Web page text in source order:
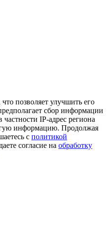
позволяет улучшить его
сбор информации
частности IP-адрес региона
информацию. Продолжая
с политикой
согласие на обработку